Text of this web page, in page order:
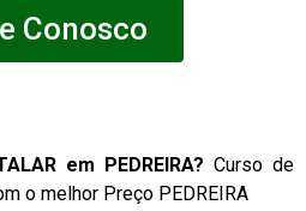
Conosco
em PEDREIRA? Curso de
o melhor Preço PEDREIRA